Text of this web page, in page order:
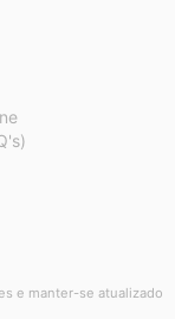
e manter-se atualizado